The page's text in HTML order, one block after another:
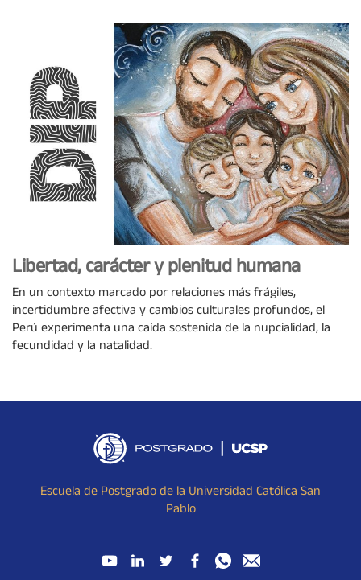
Libertad, carácter y plenitud humana
En un contexto marcado por relaciones más frágiles,
incertidumbre afectiva y cambios culturales profundos, el
Perú experimenta una caída sostenida de la nupcialidad, la
fecundidad y la natalidad.
Escuela de Postgrado de la Universidad Católica San
Pablo